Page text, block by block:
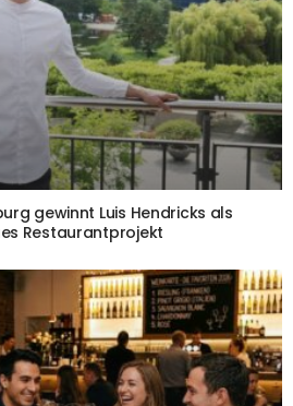
gewinnt Luis Hendricks als
Restaurantprojekt